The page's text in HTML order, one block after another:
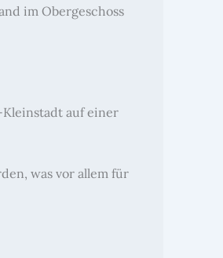
im Obergeschoss
auf einer
was vor allem für